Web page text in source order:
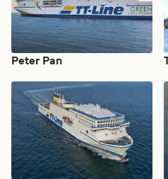
Peter Pan